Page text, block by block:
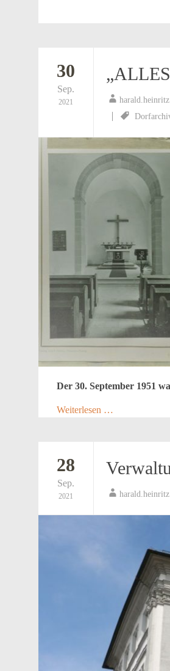
30
Sep.
2021 harald.heinritz
Der 30. September 1951
Weiterlesen …
28
Sep.
2021 harald.heinritz